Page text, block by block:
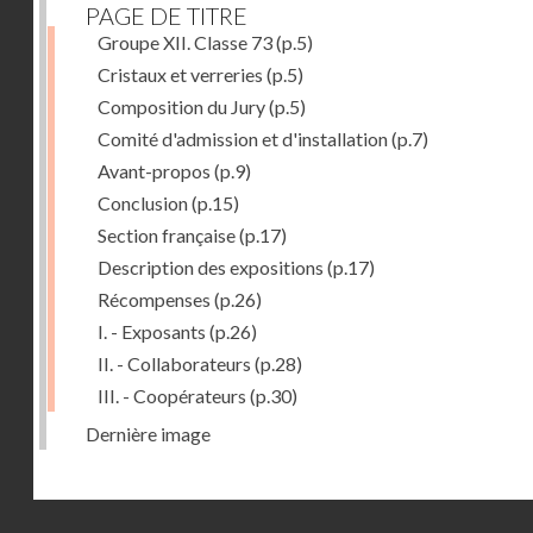
PAGE DE TITRE
Groupe XII. Classe 73(p.5)
Cristaux et verreries (p.5)
Composition du Jury(p.5)
Comité d'admission et d'installation(p.7)
Avant-propos (p.9)
Conclusion(p.15)
Section française(p.17)
Description des expositions (p.17)
Récompenses (p.26)
I. - Exposants (p.26)
II. - Collaborateurs (p.28)
III. - Coopérateurs (p.30)
Dernière image